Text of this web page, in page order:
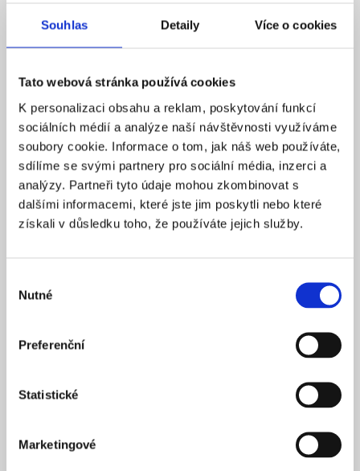
Souhlas Detaily Více o cookies
Tato webová stránka používá cookies
K personalizaci obsahu a reklam, poskytování funkcí
sociálních médií a analýze naší návštěvnosti využíváme
soubory cookie. Informace o tom, jak náš web používáte,
sdílíme se svými partnery pro sociální média, inzerci a
analýzy. Partneři tyto údaje mohou zkombinovat s
dalšími informacemi, které jste jim poskytli nebo které
získali v důsledku toho, že používáte jejich služby.
souhlasu
Nutné
Preferenční
Statistické
Marketingové
NÁZEV SPOLEČNOSTI
SÍDLO
ZALOŽENO 2025
CENA OD * 15 900 Kč
REZERVOVAT
KAPITÁL 20 000 Kč
ZALOŽENO 2025
NÁZEV SPOLEČNOSTI